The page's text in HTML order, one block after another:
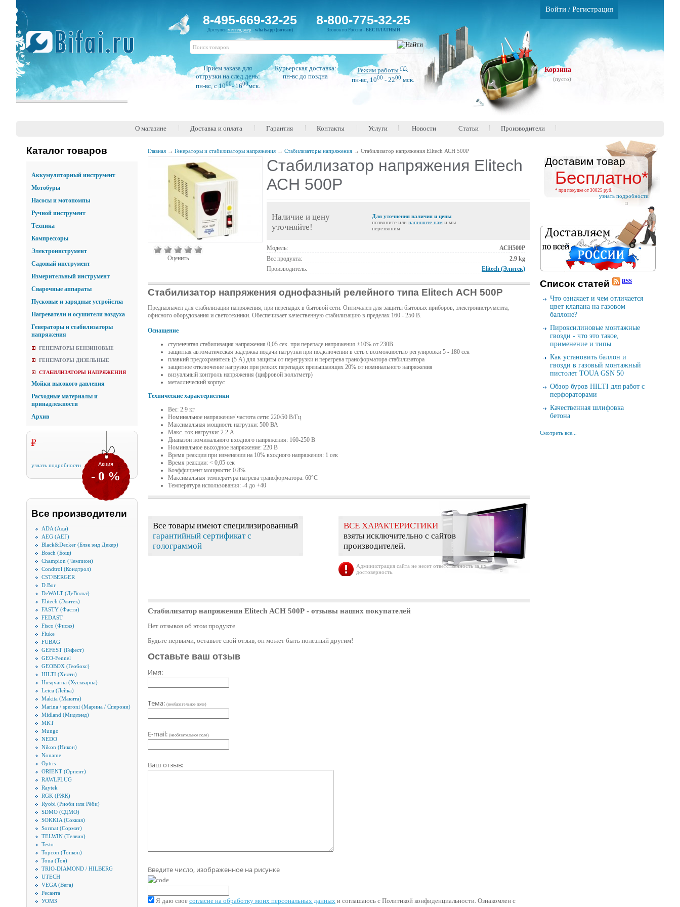
Войти /Регистрация
8-495-669-32-25
Доступен мессенджер- whatsapp (вотсап)
8-800-775-32-25
Звонок по России - БЕСПЛАТНЫЙ
Прием заказа для
отгрузки на след.день:
пн-вс, c 1000- 1600мск.
Курьерская доставка:
пн-вс до поздна
Режим работы(?):
пн-вс, 1000 - 2200 мск.
Корзина
(пусто)
О магазине Доставка и оплата Гарантия Контакты Услуги Новости Статьи Производители
Каталог товаров
Аккумуляторный инструмент
Мотобуры
Насосы и мотопомпы
Ручной инструмент
Техника
Компрессоры
Электроинструмент
Садовый инструмент
Измерительный инструмент
Сварочные аппараты
Пусковые и зарядные устройства
Нагреватели и осушители воздуха
Генераторы и стабилизаторы
напряжения
ГЕНЕРАТОРЫ БЕНЗИНОВЫЕ
ГЕНЕРАТОРЫ ДИЗЕЛЬНЫЕ
СТАБИЛИЗАТОРЫ НАПРЯЖЕНИЯ
Мойки высокого давления
Расходные материалы и
принадлежности
Архив
Акция
- 0 %
узнать подробности
Все производители
ADA (Ада)
AEG (АЕГ)
Black&Decker (Блэк энд Декер)
Bosch (Бош)
Champion (Чемпион)
Condtrol (Кондтрол)
CST/BERGER
D.Bor
DeWALT (ДеВольт)
Elitech (Элитек)
FASTY (Фасти)
FEDAST
Fisco (Фиско)
Fluke
FUBAG
GEFEST (Гефест)
GEO-Fennel
GEOBOX (Геобокс)
HILTI (Хилти)
Husqvarna (Хускварна)
Leica (Лейка)
Makita (Макита)
Marina / speroni (Марина / Сперони)
Midland (Мидлэнд)
MKT
Mungo
NEDO
Nikon (Никон)
Noname
Optris
ORIENT (Ориент)
RAWLPLUG
Raytek
RGK (РЖК)
Ryobi (Риоби или Рёби)
SDMO (СДМО)
SOKKIA (Соккия)
Sormat (Сормат)
TELWIN (Телвин)
Testo
Topcon (Топкон)
Toua (Тоя)
TRIO-DIAMOND / HILBERG
UTECH
VEGA (Вега)
Ресанта
УОМЗ
Главная → Генераторы и стабилизаторы напряжения → Стабилизаторы напряжения → Стабилизатор напряжения Elitech АСН 500Р
Оценить
Стабилизатор напряжения Elitech
АСН 500Р
Наличие и цену
уточняйте!
Для уточнения наличия и цены
позвоните или напишите нам и мы
перезвоним
Модель:
АСН500Р
Вес продукта:
2.9 kg
Производитель:
Elitech (Элитек)
Стабилизатор напряжения однофазный релейного типа Elitech АСН 500Р
Предназначен для стабилизации напряжения, при перепадах в бытовой сети. Оптимален для защиты бытовых приборов, электроинструмента,
офисного оборудования и светотехники. Обеспечивает качественную стабилизацию в пределах 160 - 250 В.
Оснащение
ступенчатая стабилизация напряжения 0,05 сек. при перепаде напряжения ±10% от 230В
защитная автоматическая задержка подачи нагрузки при подключении в сеть с возможностью регулировки 5 - 180 сек
плавкий предохранитель (5 А) для защиты от перегрузки и перегрева трансформатора стабилизатора
защитное отключение нагрузки при резких перепадах превышающих 20% от номинального напряжения
визуальный контроль напряжения (цифровой вольтметр)
металлический корпус
Технические характеристики
Вес: 2.9 кг
Номинальное напряжение/ частота сети: 220/50 В/Гц
Максимальная мощность нагрузки: 500 ВА
Макс. ток нагрузки: 2.2 А
Диапазон номинального входного напряжения: 160-250 В
Номинальное выходное напряжение: 220 В
Время реакции при изменении на 10% входного напряжения: 1 сек
Время реакции: < 0,05 сек
Коэффициент мощности: 0.8%
Максимальная температура нагрева трансформатора: 60°С
Температура использования: -4 до +40
Все товары имеют специлизированный
гарантийный сертификат с
голограммой
ВСЕ ХАРАКТЕРИСТИКИ
взяты исключительно с сайтов
производителей.
Администрация сайта не несет ответственность за их
достоверность.
Стабилизатор напряжения Elitech АСН 500Р - отзывы наших покупателей
Нет отзывов об этом продукте
Будьте первыми, оставьте свой отзыв, он может быть полезный другим!
Оставьте ваш отзыв
Имя:
Тема: (необязательное поле)
E-mail: (необязательное поле)
Ваш отзыв:
Введите число, изображенное на рисунке
Я даю свое согласие на обработку моих персональных данных и соглашаюсь с Политикой конфиденциальности. Ознакомлен с
Доставим товар
Бесплатно*
* при покупке от 30025 руб.
узнать подробности
Cписок cтатей RSS
Что означает и чем отличается
цвет клапана на газовом
баллоне?
Пироксилиновые монтажные
гвозди - что это такое,
применение и типы
Как установить баллон и
гвозди в газовый монтажный
пистолет TOUA GSN 50
Обзор буров HILTI для работ с
перфораторами
Качественная шлифовка
бетона
Смотреть все...